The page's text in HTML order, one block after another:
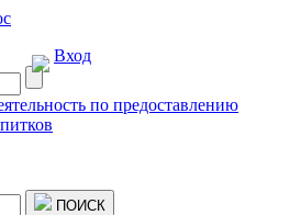
Вход
по предоставлению
ПОИСК